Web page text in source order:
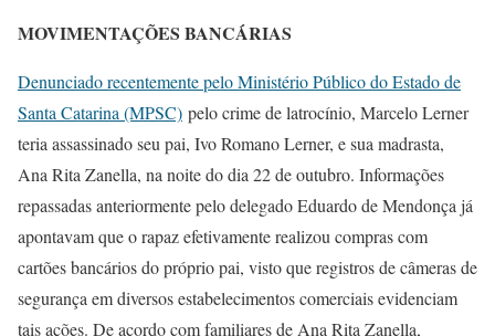
MOVIMENTAÇÕES BANCÁRIAS
Denunciado recentemente pelo Ministério Público do Estado de
Santa Catarina (MPSC) pelo crime de latrocínio, Marcelo Lerner
teria assassinado seu pai, Ivo Romano Lerner, e sua madrasta,
Ana Rita Zanella, na noite do dia 22 de outubro. Informações
repassadas anteriormente pelo delegado Eduardo de Mendonça já
apontavam que o rapaz efetivamente realizou compras com
cartões bancários do próprio pai, visto que registros de câmeras de
segurança em diversos estabelecimentos comerciais evidenciam
tais ações. De acordo com familiares de Ana Rita Zanella,